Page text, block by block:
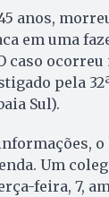
anos,
em uma
caso
pela
Sul).
Um
feira, 7,